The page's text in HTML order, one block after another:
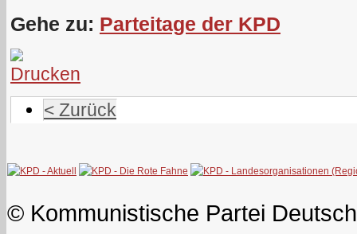
Gehe zu: Parteitage der KPD
< Zurück
© Kommunistische Partei